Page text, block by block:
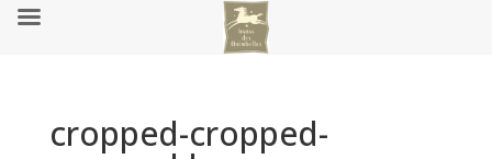
cropped-cropped-